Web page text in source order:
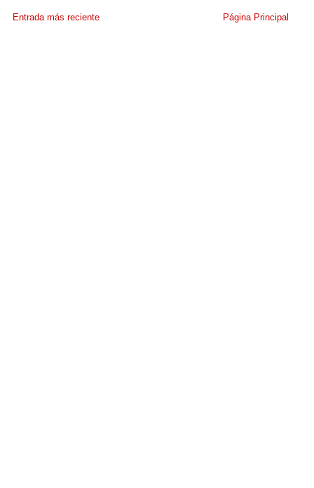
Entrada más reciente Página Principal